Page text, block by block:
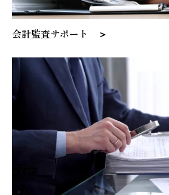
会計監査サポート ＞